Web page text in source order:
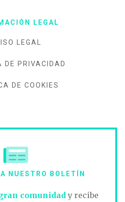
LEGAL
LEGAL
DE PRIVACIDAD
DE COOKIES
NUESTRO BOLETÍN
comunidady recibe